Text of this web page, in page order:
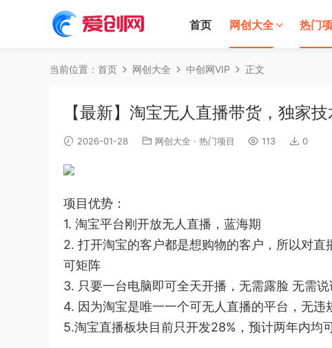
首页 网创大全 热门
当前位置： 首页 网创大全 中创网VIP 正文
【最新】淘宝无人直播带货，独家
2026-01-28 网创大全 · 热门项目 113 0
项目优势：
1. 淘宝平台刚开放无人直播，蓝海期
2. 打开淘宝的客户都是想购物的客户，所以对直
可矩阵
3. 只要一台电脑即可全天开播，无需露脸 无需说
4. 因为淘宝是唯一一个可无人直播的平台，无违
5.淘宝直播板块目前只开发28%，预计两年内均